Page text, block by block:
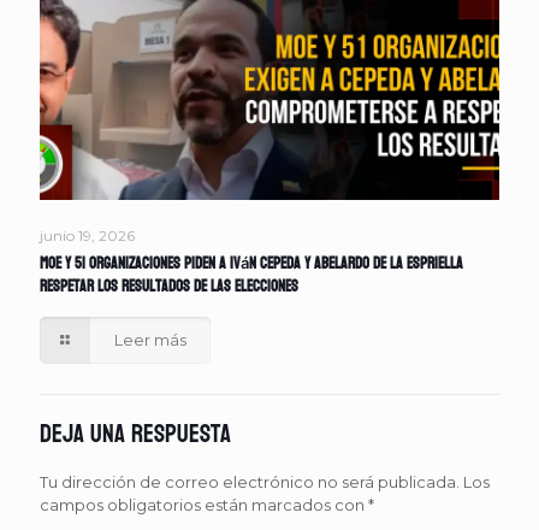
junio 19, 2026
MOE y 51 organizaciones piden a Iván Cepeda y Abelardo de la Espriella
respetar los resultados de las elecciones
Leer más
Deja una respuesta
Tu dirección de correo electrónico no será publicada. Los
campos obligatorios están marcados con *